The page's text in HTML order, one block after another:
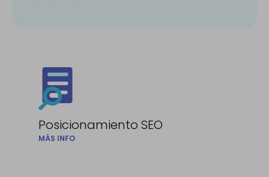
Posicionamiento SEO
MÁS INFO